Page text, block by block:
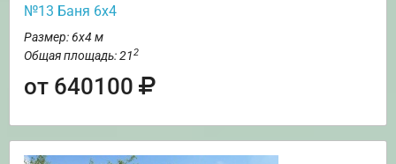
№13 Баня 6х4
Размер: 6х4 м
Общая площадь: 212
от 640100